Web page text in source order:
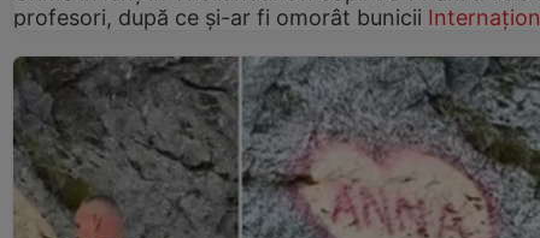
profesori, după ce și-ar fi omorât bunicii